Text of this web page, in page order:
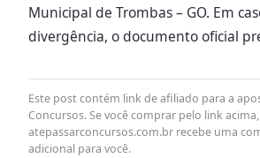
Municipal de Trombas – GO. Em
divergência, o documento oficial
Este post contém link de afiliado para a
Concursos. Se você comprar pelo link
atepassarconcursos.com.br recebe uma
adicional para você.